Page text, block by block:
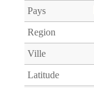
Pays
Region
Ville
Latitude